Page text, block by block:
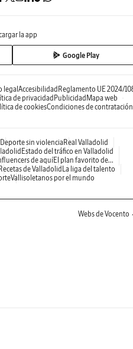
la app
Google Play
legal Accesibilidad Reglamento UE 2024/
de privacidad Publicidad Mapa web
de cookiesCondiciones de contratación
Deporte sin violencia Real Valladolid
Estado del tráfico en Valladolid
de aquíEl plan favorito de...
Recetas de Valladolid La liga del talento
Vallisoletanos por el mundo
Webs de Vocento